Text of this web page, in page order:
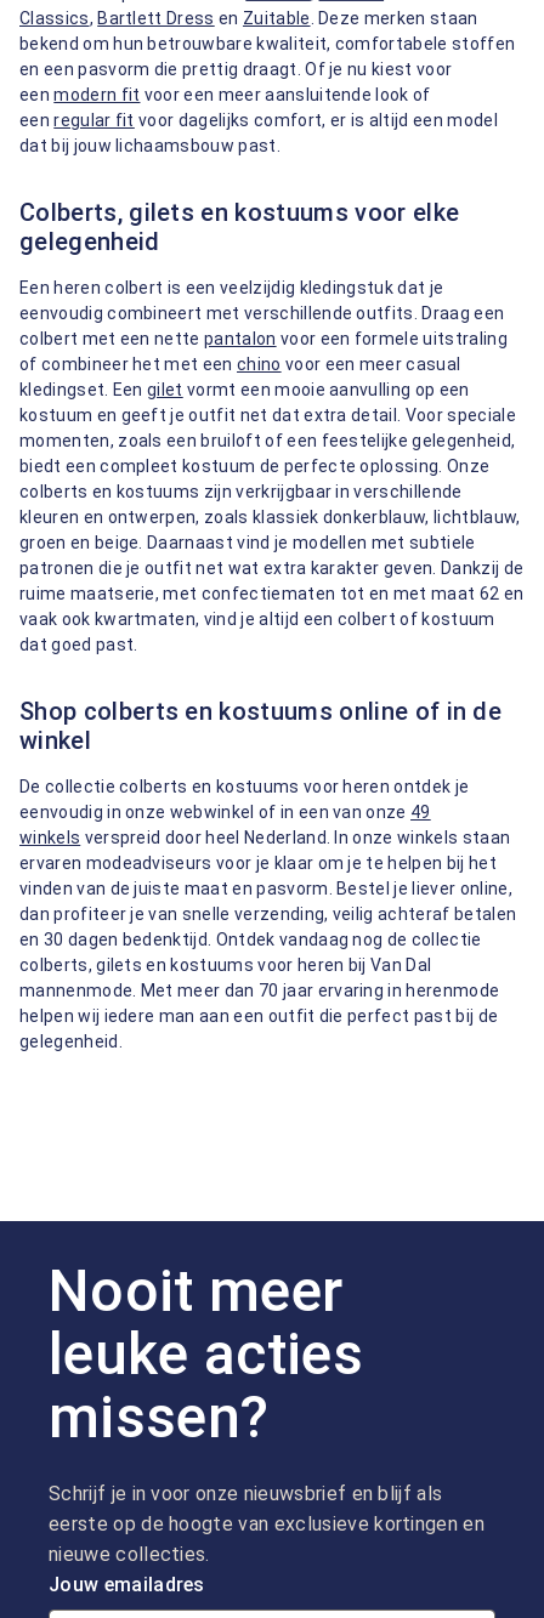
Classics, Bartlett Dress en Zuitable . Deze merken staan
bekend om hun betrouwbare kwaliteit, comfortabele stoffen
en een pasvorm die prettig draagt. Of je nu kiest voor
eenmodern fit voor een meer aansluitende look of
eenregular fit voor dagelijks comfort, er is altijd een model
dat bij jouw lichaamsbouw past.
Colberts, gilets en kostuums voor elke
gelegenheid
Een heren colbert is een veelzijdig kledingstuk dat je
eenvoudig combineert met verschillende outfits. Draag een
colbert met een nettepantalon voor een formele uitstraling
of combineer het met eenchino voor een meer casual
kledingset. Eengilet vormt een mooie aanvulling op een
kostuum en geeft je outfit net dat extra detail. Voor speciale
momenten, zoals een bruiloft of een feestelijke gelegenheid,
biedt een compleet kostuum de perfecte oplossing. Onze
colberts en kostuums zijn verkrijgbaar in verschillende
kleuren en ontwerpen, zoals klassiek donkerblauw, lichtblauw,
groen en beige. Daarnaast vind je modellen met subtiele
patronen die je outfit net wat extra karakter geven. Dankzij de
ruime maatserie, met confectiematen tot en met maat 62 en
vaak ook kwartmaten, vind je altijd een colbert of kostuum
dat goed past.
Shop colberts en kostuums online of in de
winkel
De collectie colberts en kostuums voor heren ontdek je
eenvoudig in onze webwinkel of in een van onze 49
winkels verspreid door heel Nederland. In onze winkels staan
ervaren modeadviseurs voor je klaar om je te helpen bij het
vinden van de juiste maat en pasvorm. Bestel je liever online,
dan profiteer je van snelle verzending, veilig achteraf betalen
en 30 dagen bedenktijd. Ontdek vandaag nog de collectie
colberts, gilets en kostuums voor heren bij Van Dal
mannenmode. Met meer dan 70 jaar ervaring in herenmode
helpen wij iedere man aan een outfit die perfect past bij de
gelegenheid.
Nooit meer
leuke acties
missen?
Schrijf je in voor onze nieuwsbrief en blijf als
eerste op de hoogte van exclusieve kortingen en
nieuwe collecties.
Jouw emailadres